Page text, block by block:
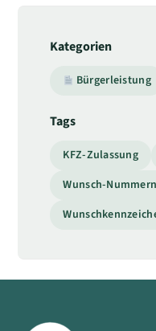
Kategorien
Bürgerleistung
Tags
KFZ-Zulassung
Wunsch-